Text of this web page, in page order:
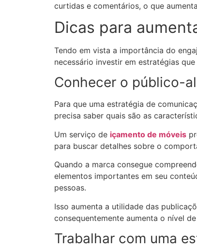
curtidas e comentários, o que
Dicas para
Tendo em vista a importância do
necessário investir em estratégias
Conhecer o público-
Para que uma estratégia de
precisa saber quais são as
Um serviço de içamento de móveis
para buscar detalhes sobre o
Quando a marca consegue
elementos importantes em seu
pessoas.
Isso aumenta a utilidade das
consequentemente aumenta o nível
Trabalhar com uma